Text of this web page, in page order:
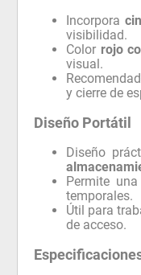
Incorpora
visibilidad.
Color rojo
visual.
y cierre de
Diseño Portátil
Diseño
Permite
temporales.
Útil para
de acceso.